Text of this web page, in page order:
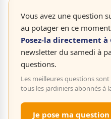
Vous avez une question
au potager en ce moment
Posez-la directement à
newsletter du samedi à
questions.
Les meilleures questions
tous les jardiniers abonnés à
Je pose ma